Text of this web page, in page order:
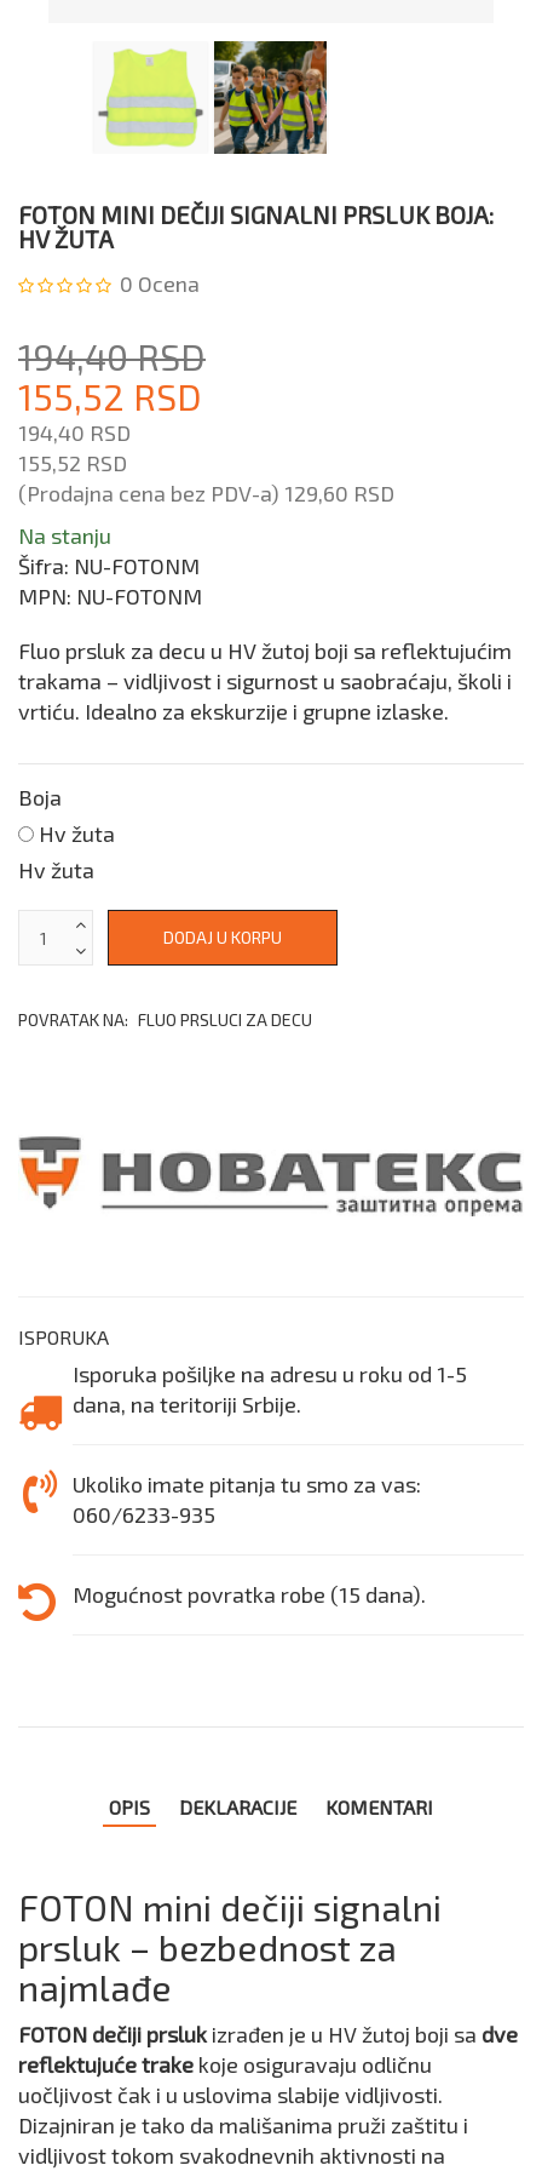
FOTON MINI DEČIJI SIGNALNI PRSLUK BOJA:
HV ŽUTA
0 Ocena
194,40 RSD
155,52 RSD
194,40 RSD
155,52 RSD
(Prodajna cena bez PDV-a) 129,60 RSD
Na stanju
Šifra: NU-FOTONM
MPN: NU-FOTONM
Fluo prsluk za decu u HV žutoj boji sa reflektujućim
trakama – vidljivost i sigurnost u saobraćaju, školi i
vrtiću. Idealno za ekskurzije i grupne izlaske.
Boja
Hv žuta
Hv žuta
POVRATAK NA: FLUO PRSLUCI ZA DECU
ISPORUKA
Isporuka pošiljke na adresu u roku od 1-5
dana, na teritoriji Srbije.
Ukoliko imate pitanja tu smo za vas:
060/6233-935
Mogućnost povratka robe (15 dana).
OPIS DEKLARACIJE KOMENTARI
FOTON mini dečiji signalni
prsluk – bezbednost za
najmlađe
FOTON dečiji prsluk izrađen je u HV žutoj boji sa dve
reflektujuće trake koje osiguravaju odličnu
uočljivost čak i u uslovima slabije vidljivosti.
Dizajniran je tako da mališanima pruži zaštitu i
vidljivost tokom svakodnevnih aktivnosti na